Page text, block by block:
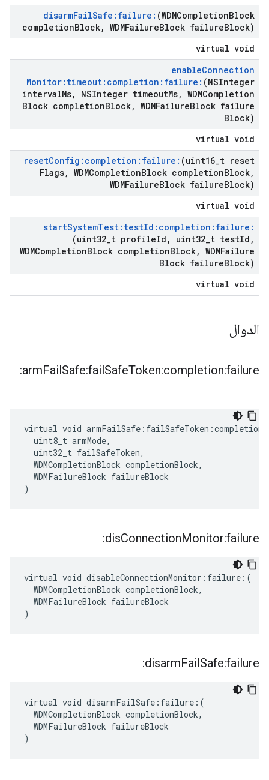
disarmFailSafe:failure: (WDMCompletionBlock
completionBlock, WDMFailureBlock failureBlock)
virtual void
enableConnection
Monitor:timeout:completion:failure: (NSInteger
intervalMs, NSInteger timeoutMs, WDMCompletion
Block completionBlock, WDMFailureBlock failure
Block)
virtual void
resetConfig:completion:failure: (uint16 t reset
Flags, WDMCompletionBlock completionBlock,
WDMFailureBlock failureBlock)
virtual void
startSystemTest:testId:completion:failure:
(uint32 t profileId , uint32 t testId ,
WDMCompletionBlock completionBlock, WDMFailure
Block failureBlock)
virtual void
الدوال
armFailSafe:failSafeToken:completion:failure:
virtual void
  uint8_t armMode,
  uint32_t failSafeToken,
  WDMCompletionBlock completionBlock,
  WDMFailureBlock failureBlock
)
disConnectionMonitor:failure:
virtual void disableConnectionMonitor:failure:(
  WDMCompletionBlock completionBlock,
  WDMFailureBlock failureBlock
)
disarmFailSafe:failure:
virtual void disarmFailSafe:failure:(
  WDMCompletionBlock completionBlock,
  WDMFailureBlock failureBlock
)